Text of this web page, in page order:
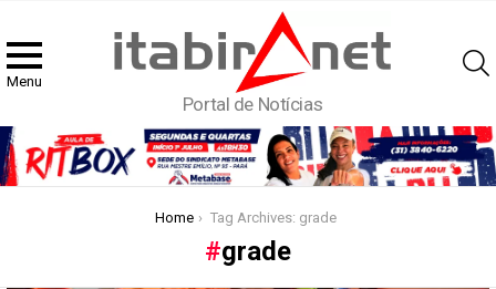
Menu
Portal de Notícias
Home Tag Archives: grade
grade